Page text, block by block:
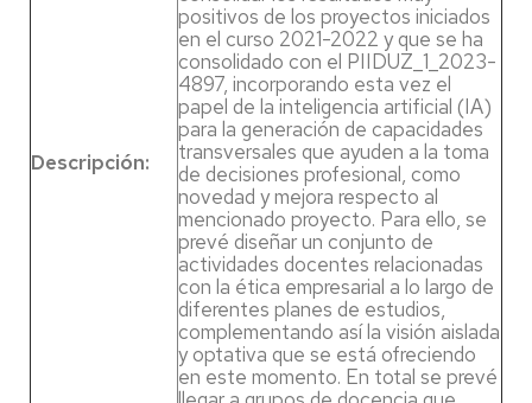
Descripción:
positivos de los proyectos iniciados
en el curso 2021-2022 y que se ha
consolidado con el PIIDUZ_1_2023-
4897, incorporando esta vez el
papel de la inteligencia artificial (IA)
para la generación de capacidades
transversales que ayuden a la toma
de decisiones profesional, como
novedad y mejora respecto al
mencionado proyecto. Para ello, se
prevé diseñar un conjunto de
actividades docentes relacionadas
con la ética empresarial a lo largo de
diferentes planes de estudios,
complementando así la visión aislada
y optativa que se está ofreciendo
en este momento. En total se prevé